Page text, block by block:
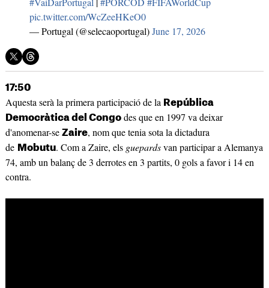
pic.twitter.com/WcZeeHKeO0
— Portugal (@selecaoportugal)June 17, 2026
17:50
Aquesta serà la primera participació de la República
Democràtica del Congodes que en 1997 va deixar
d'anomenar-se Zaire, nom que tenia sota la dictadura
de Mobutu. Com a Zaire, els guepardsvan participar a Alemanya
74, amb un balanç de 3 derrotes en 3 partits, 0 gols a favor i 14 en
contra.